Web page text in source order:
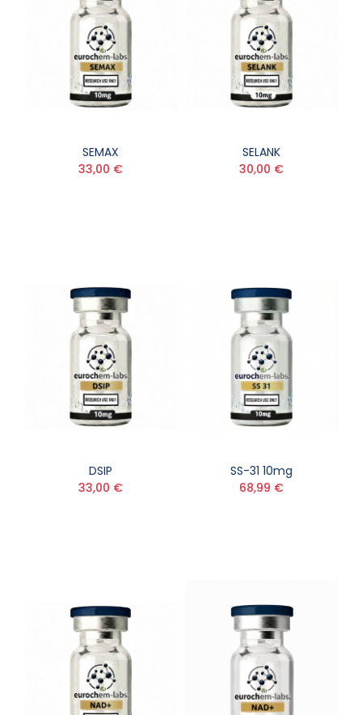
SEMAX
33,00 €
SELANK
30,00 €
DSIP
33,00 €
SS-31 10mg
68,99 €